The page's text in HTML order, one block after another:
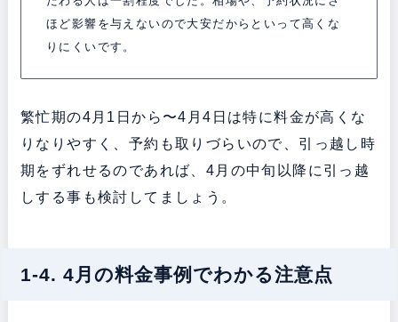
ほど影響を与えないので大安だからといって高くな
りにくいです。
繁忙期の4月1日から〜4月4日は特に料金が高くな
りなりやすく、予約も取りづらいので、引っ越し時
期をずれせるのであれば、4月の中旬以降に引っ越
しする事も検討してましょう。
1-4. 4月の料金事例でわかる注意点